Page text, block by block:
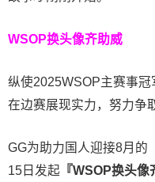
WSOP换头像齐助威
纵使2025WSOP主赛事
在边赛展现实力，努力争
GG为助力国人迎接8月的
15日发起 『WSOP换头像